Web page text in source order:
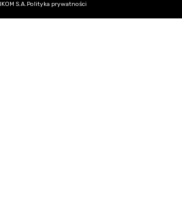
S.A.Polityka prywatności